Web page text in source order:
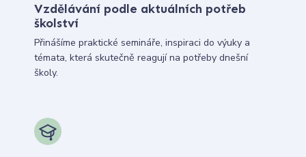
Vzdělávání podle aktuálních potřeb
školství
Přinášíme praktické semináře, inspiraci do výuky a
témata, která skutečně reagují na potřeby dnešní
školy.